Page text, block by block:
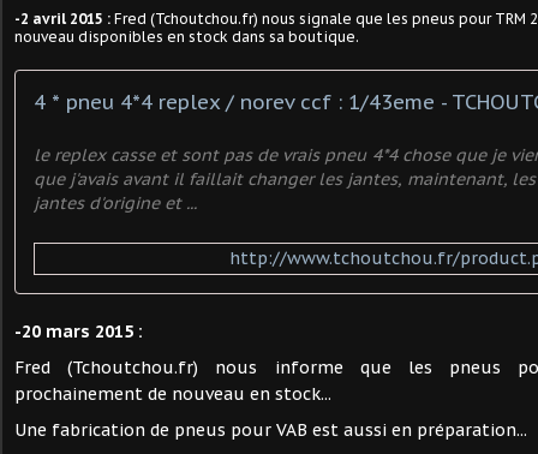
-2 avril 2015 : Fred (Tchoutchou.fr) nous signale que les pneus pour TRM
nouveau disponibles en stock dans sa boutique.
le replex casse et sont pas de vrais pneu 4*4 chose que je
que j'avais avant il faillait changer les jantes, maintenant,
jantes d'origine et ...
http://www.tchoutchou.fr/
-20 mars 2015 :
Fred (Tchoutchou.fr) nous informe que les pneus
prochainement de nouveau en stock...
Une fabrication de pneus pour VAB est aussi en préparation...